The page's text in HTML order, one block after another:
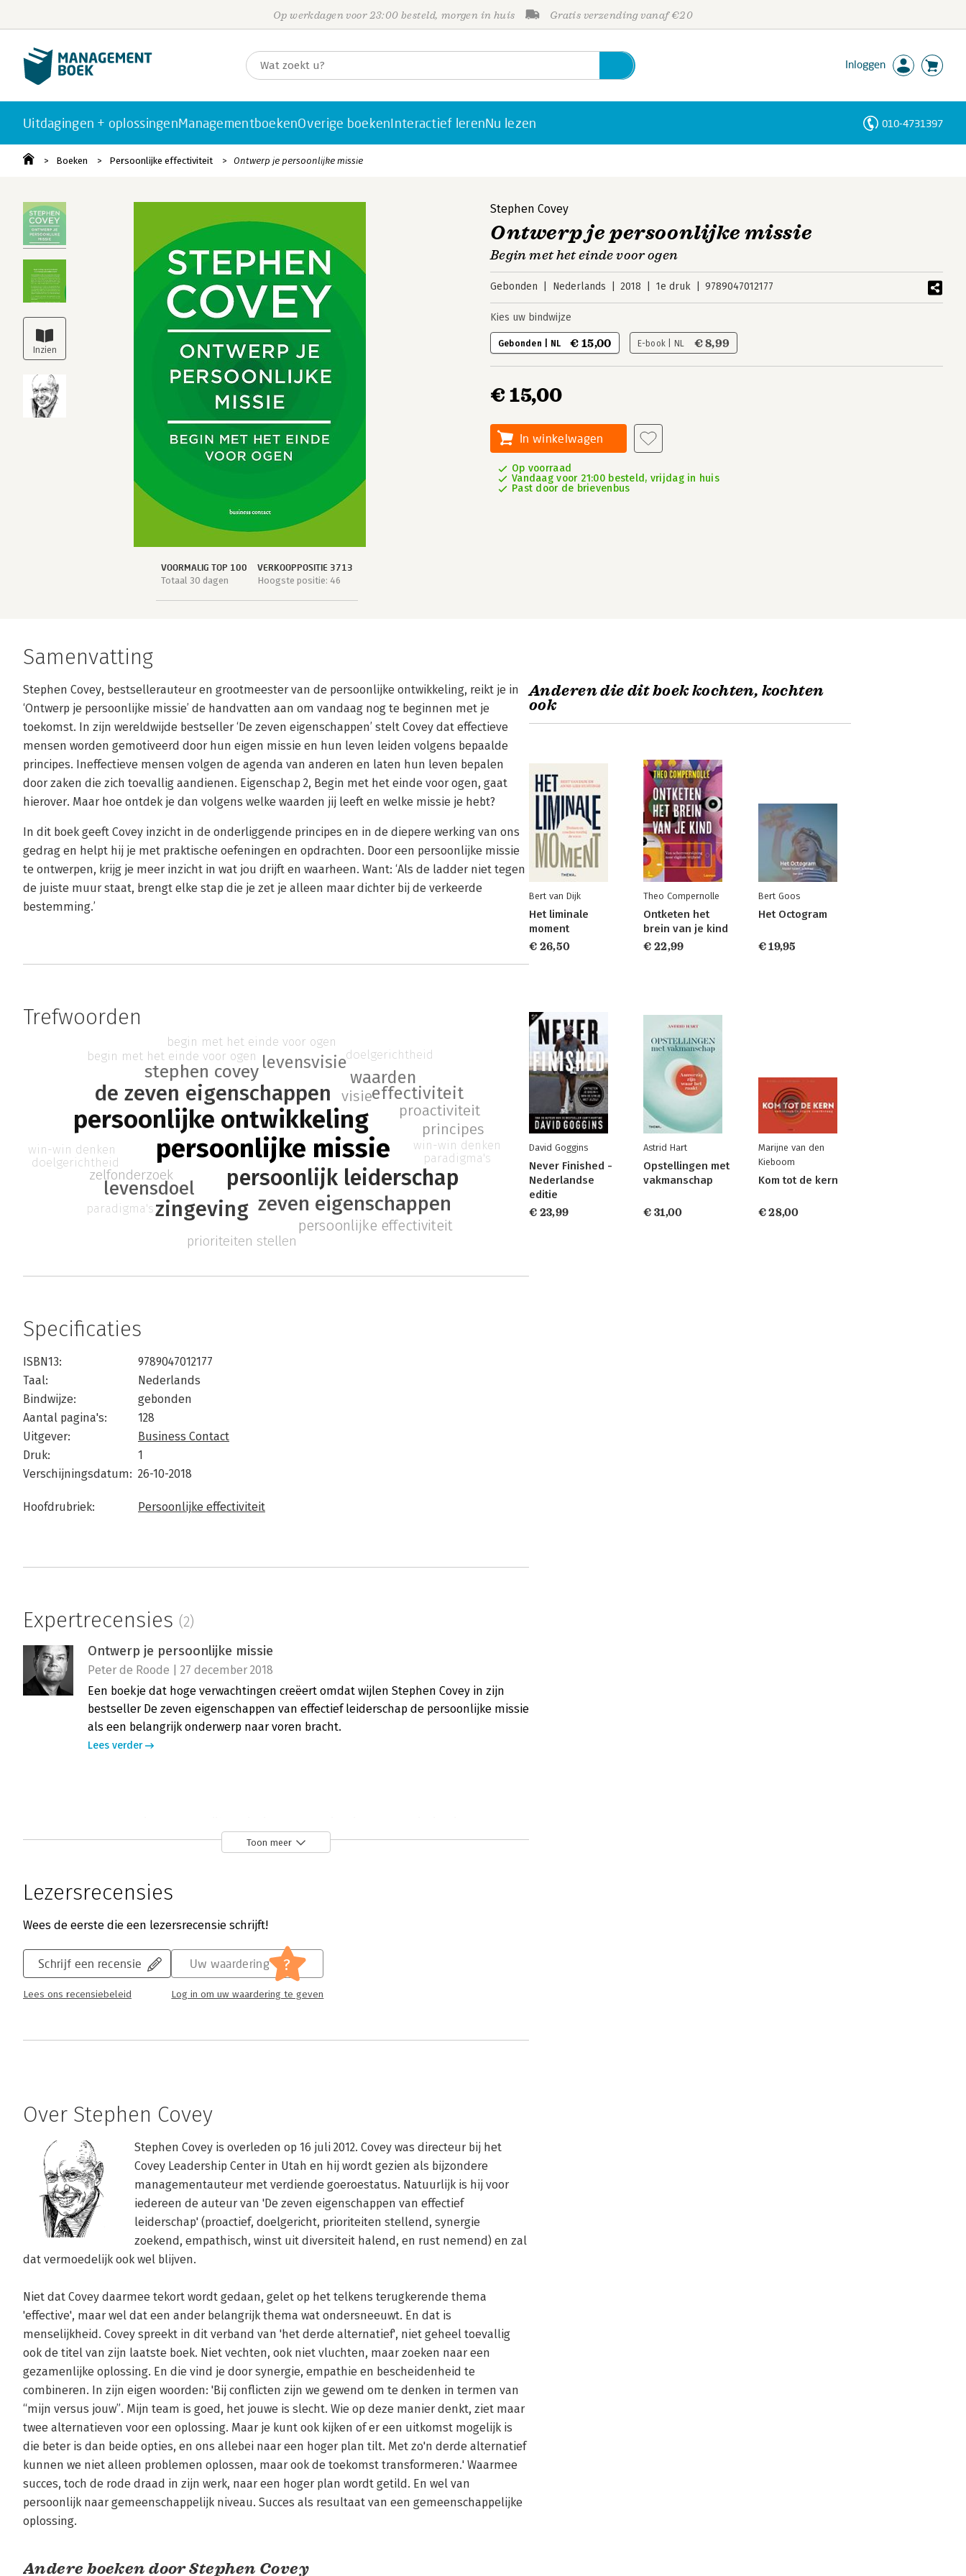
Op werkdagen voor 23:00 besteld, morgen in huis Gratis verzending vanaf €20
Inloggen
Uitdagingen + oplossingenManagementboekenOverige boekenInteractief lerenNu lezen 010-4731397
Boeken Persoonlijke effectiviteit Ontwerp je persoonlijke missie
VOORMALIG TOP 100
Totaal 30 dagen
VERKOOPPOSITIE 3713
Hoogste positie: 46
Stephen Covey
Ontwerp je persoonlijke missie
Begin met het einde voor ogen
Gebonden Nederlands 2018 1e druk 9789047012177
Kies uw bindwijze
Gebonden | NL € 15,00 E-book | NL € 8,99
€ 15,00
In winkelwagen
Op voorraad
Vandaag voor 21:00 besteld, vrijdag in huis
Past door de brievenbus
Samenvatting
Stephen Covey, bestsellerauteur en grootmeester van de persoonlijke ontwikkeling, reikt je in
‘Ontwerp je persoonlijke missie’ de handvatten aan om vandaag nog te beginnen met je
toekomst. In zijn wereldwijde bestseller ‘De zeven eigenschappen’ stelt Covey dat effectieve
mensen worden gemotiveerd door hun eigen missie en hun leven leiden volgens bepaalde
principes. Ineffectieve mensen volgen de agenda van anderen en laten hun leven bepalen
door zaken die zich toevallig aandienen. Eigenschap 2, Begin met het einde voor ogen, gaat
hierover. Maar hoe ontdek je dan volgens welke waarden jij leeft en welke missie je hebt?
In dit boek geeft Covey inzicht in de onderliggende principes en in de diepere werking van ons
gedrag en helpt hij je met praktische oefeningen en opdrachten. Door een persoonlijke missie
te ontwerpen, krijg je meer inzicht in wat jou drijft en waarheen. Want: ‘Als de ladder niet tegen
de juiste muur staat, brengt elke stap die je zet je alleen maar dichter bij de verkeerde
bestemming.’
Trefwoorden
persoonlijke missie
persoonlijke ontwikkeling
persoonlijk leiderschap
de zeven eigenschappen
zeven eigenschappen
zingeving
levensdoel
stephen covey levensvisie
waarden
effectiviteit
visie
proactiviteit
principes
zelfonderzoek
persoonlijke effectiviteit
prioriteiten stellen
win-win denken
begin met het einde voor ogen
paradigma's
doelgerichtheid
win-win denken
begin met het einde voor ogen
paradigma's
doelgerichtheid
Specificaties
ISBN13:
9789047012177
Taal:
Nederlands
Bindwijze:
gebonden
Aantal pagina's:
128
Uitgever:
Business Contact
Druk:
1
Verschijningsdatum: 26-10-2018
Hoofdrubriek: Persoonlijke effectiviteit
Expertrecensies (2)
Ontwerp je persoonlijke missie
Peter de Roode | 27 december 2018
Een boekje dat hoge verwachtingen creëert omdat wijlen Stephen Covey in zijn
bestseller De zeven eigenschappen van effectief leiderschap de persoonlijke missie
als een belangrijk onderwerp naar voren bracht.
Lees verder
Annemiek Smans | 6 december 2018
de focus op je doelen scherp te houden en op koers te blijven ondanks de
onvermijdelijke hobbels op de weg.
Lees verder
Toon meer
Lezersrecensies
Wees de eerste die een lezersrecensie schrijft!
Schrijf een recensie
Lees ons recensiebeleid
Uw waardering ?
Log in om uw waardering te geven
Over Stephen Covey
Stephen Covey is overleden op 16 juli 2012. Covey was directeur bij het
Covey Leadership Center in Utah en hij wordt gezien als bijzondere
managementauteur met verdiende goeroestatus. Natuurlijk is hij voor
iedereen de auteur van 'De zeven eigenschappen van effectief
leiderschap' (proactief, doelgericht, prioriteiten stellend, synergie
zoekend, empathisch, winst uit diversiteit halend, en rust nemend) en zal
dat vermoedelijk ook wel blijven.
Niet dat Covey daarmee tekort wordt gedaan, gelet op het telkens terugkerende thema
'effective', maar wel dat een ander belangrijk thema wat ondersneeuwt. En dat is
menselijkheid. Covey spreekt in dit verband van 'het derde alternatief', niet geheel toevallig
ook de titel van zijn laatste boek. Niet vechten, ook niet vluchten, maar zoeken naar een
gezamenlijke oplossing. En die vind je door synergie, empathie en bescheidenheid te
combineren. In zijn eigen woorden: 'Bij conflicten zijn we gewend om te denken in termen van
“mijn versus jouw”. Mijn team is goed, het jouwe is slecht. Wie op deze manier denkt, ziet maar
twee alternatieven voor een oplossing. Maar je kunt ook kijken of er een uitkomst mogelijk is
die beter is dan beide opties, en ons allebei naar een hoger plan tilt. Met zo'n derde alternatief
kunnen we niet alleen problemen oplossen, maar ook de toekomst transformeren.' Waarmee
succes, toch de rode draad in zijn werk, naar een hoger plan wordt getild. En wel van
persoonlijk naar gemeenschappelijk niveau. Succes als resultaat van een gemeenschappelijke
oplossing.
Andere boeken door Stephen Covey
Anderen die dit boek kochten, kochten
ook
Bert van Dijk
Het liminale
moment
€ 26,50
Theo Compernolle
Ontketen het
brein van je kind
€ 22,99
Bert Goos
Het Octogram
€ 19,95
David Goggins
Never Finished -
Nederlandse
editie
€ 23,99
Astrid Hart
Opstellingen met
vakmanschap
€ 31,00
Marijne van den
Kieboom
Kom tot de kern
€ 28,00
Personen